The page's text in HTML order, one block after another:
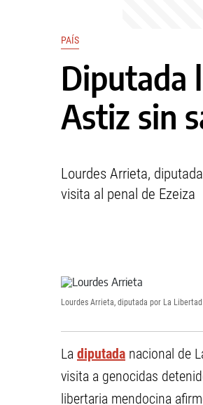
PAÍS
Diputada
Astiz sin
Lourdes Arrieta,
visita al penal de Ezeiza
Lourdes Arrieta, diputada por La Libertad
La diputada nacional de
visita a genocidas
libertaria mendocina